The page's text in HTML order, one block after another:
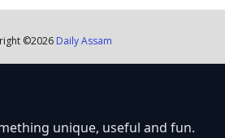
©2026 Daily Assam
unique, useful and fun.